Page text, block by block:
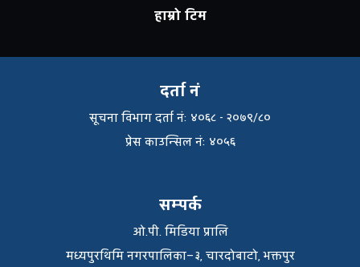
हाम्रो टिम
दर्ता नं
सूचना विभाग दर्ता नंः ४०६८ - २०७९/८०
प्रेस काउन्सिल नंः ४०५६
सम्पर्क
ओ.पी. मिडिया प्रालि
मध्यपुरथिमि नगरपालिका–३, चारदोबाटो, भक्तपुर